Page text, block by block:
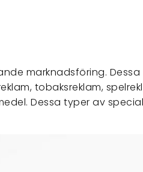
marknadsföring.
tobaksreklam,
Dessa typer av